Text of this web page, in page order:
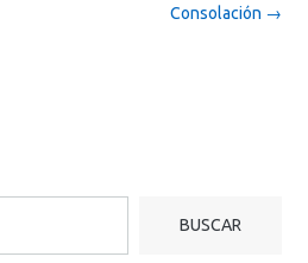
Consolación →
BUSCAR